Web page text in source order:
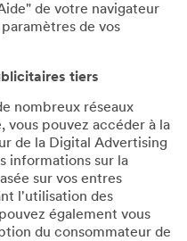
de votre navigateur
de vos
tiers
nombreux réseaux
vous pouvez accéder à la
de la Digital Advertising
informations sur la
sur vos entres
l'utilisation des
également vous
du consommateur de